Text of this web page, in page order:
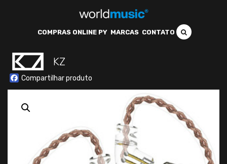
COMPRAS ONLINE PY MARCAS CONTATO
KZ
Facebook